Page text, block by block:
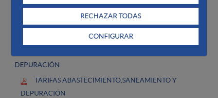
RECHAZAR TODAS
CONFIGURAR
Ribadavia - Abastecimiento
DEPURACIÓN
TARIFAS ABASTECIMIENTO,SANEAMIENTO Y
DEPURACIÓN